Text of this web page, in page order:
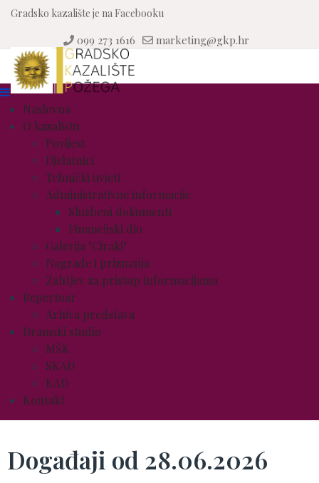
Gradsko kazalište je na Facebooku
099 273 1616 marketing@gkp.hr
Naslovna
O kazalištu
Povijest
Djelatnici
Tehnički uvjeti
Administrativne informacije
Službeni dokumenti
Financijski dio
Galerija "Ciraki"
Nagrade i priznanja
Zahtjev za pristup informacijama
Repertoar
Arhiva predstava
Dramski studio
MŠK
SKAD
KAD
Kontakt
Događaji od 28.06.2026